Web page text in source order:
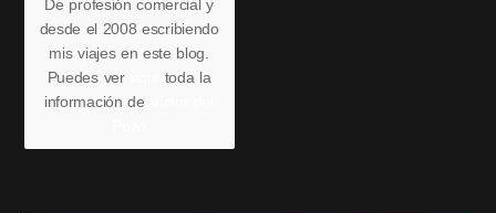
De profesión comercial y
desde el 2008 escribiendo
mis viajes en este blog.
Puedes ver
toda la
información de